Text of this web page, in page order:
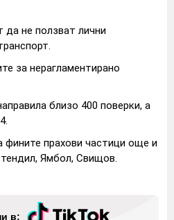
да не ползват лични
за нерагламентирано
близо 400 поверки, а
фините прахови частици още и
Ямбол, Свищов.
в: